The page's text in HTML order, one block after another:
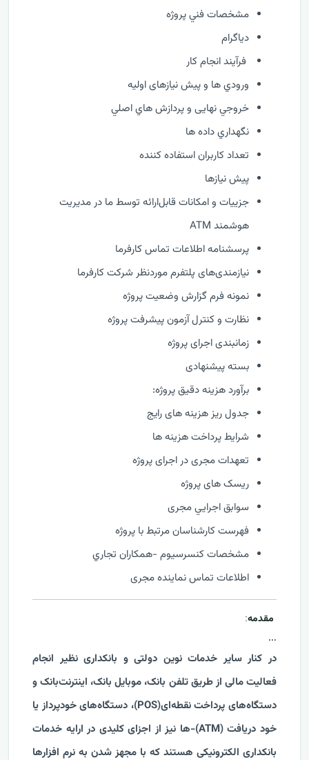
مشخصات فني پروژه
دیاگرام
فرآيند انجام کار
ورودي ها و پیش نیازهای اولیه
خروجي نهایی و پردازش هاي اصلي
نگهداري داده ها
تعداد کاربران استفاده کننده
پیش نیازها
جزییات و امکانات قابل‌ارائه توسط ما در مدیریت
هوشمند ATM
پرسشنامه اطلاعات تماس کارفرما
نیازمندی‌های پلتفرم موردنظر شرکت کارفرما
نمونه فرم گزارش وضعيت پروژه
نظارت و كنترل آزمون پیشرفت پروژه
زمانبندی اجرای پروژه
بسته پیشنهادی
برآورد هزینه دقیق پروژه:
جدول ریز هزینه های رایج
شرایط پرداخت هزینه ها
تعهدات مجری در اجرای پروژه
ریسک های پروژه
سوابق اجرايي مجری
فهرست كارشناسان مرتبط با پروژه
مشخصات كنسرسيوم -همكاران تجاري
اطلاعات تماس نماینده مجری
مقدمه:
...
در کنار سایر خدمات نوین دولتی و بانکداری نظیر انجام
فعالیت مالی از طریق تلفن بانک، موبایل بانک، اینترنت‌بانک و
دستگاه‌های پرداخت نقطه‌ای(POS)، دستگاه‌های خودپرداز یا
خود دریافت (ATM)-ها نیز از اجزای کلیدی در ارایه خدمات
بانکداری الکترونیکی هستند که با مجهز شدن به نرم افزارها